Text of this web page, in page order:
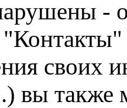
-
своих
вы также